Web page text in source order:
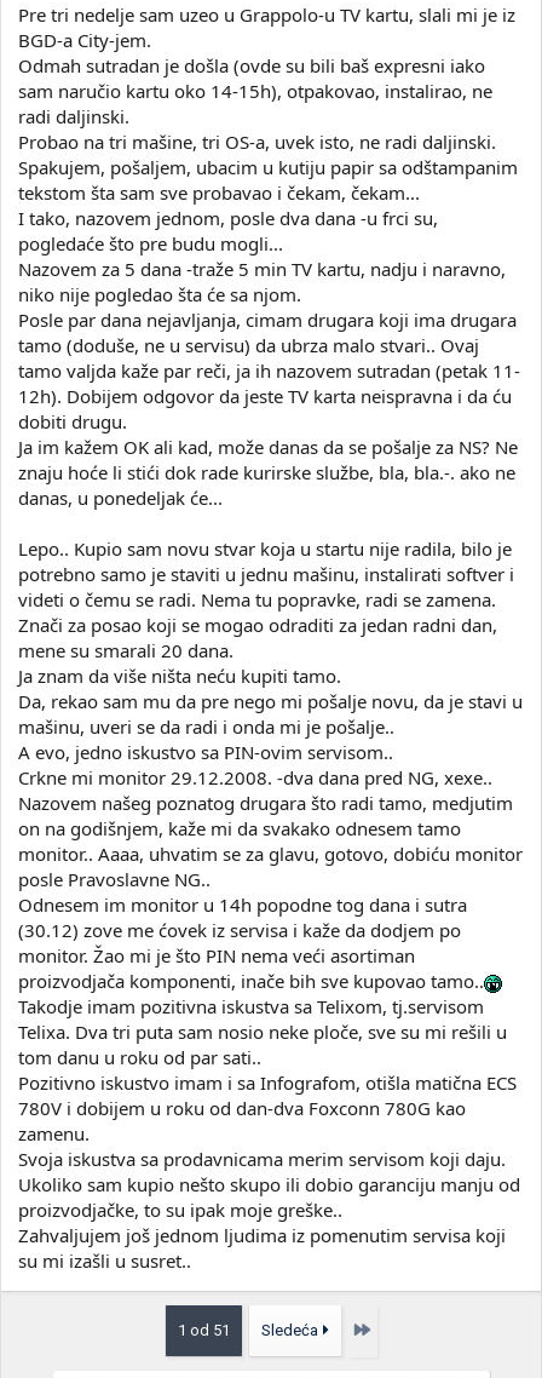
Pre tri nedelje sam uzeo u Grappolo-u TV kartu, slali mi je iz
BGD-a City-jem.
Odmah sutradan je došla (ovde su bili baš expresni iako
sam naručio kartu oko 14-15h), otpakovao, instalirao, ne
radi daljinski.
Probao na tri mašine, tri OS-a, uvek isto, ne radi daljinski.
Spakujem, pošaljem, ubacim u kutiju papir sa odštampanim
tekstom šta sam sve probavao i čekam, čekam...
I tako, nazovem jednom, posle dva dana -u frci su,
pogledaće što pre budu mogli...
Nazovem za 5 dana -traže 5 min TV kartu, nadju i naravno,
niko nije pogledao šta će sa njom.
Posle par dana nejavljanja, cimam drugara koji ima drugara
tamo (doduše, ne u servisu) da ubrza malo stvari.. Ovaj
tamo valjda kaže par reči, ja ih nazovem sutradan (petak 11-
12h). Dobijem odgovor da jeste TV karta neispravna i da ću
dobiti drugu.
Ja im kažem OK ali kad, može danas da se pošalje za NS? Ne
znaju hoće li stići dok rade kurirske službe, bla, bla.-. ako ne
danas, u ponedeljak će...
Lepo.. Kupio sam novu stvar koja u startu nije radila, bilo je
potrebno samo je staviti u jednu mašinu, instalirati softver i
videti o čemu se radi. Nema tu popravke, radi se zamena.
Znači za posao koji se mogao odraditi za jedan radni dan,
mene su smarali 20 dana.
Ja znam da više ništa neću kupiti tamo.
Da, rekao sam mu da pre nego mi pošalje novu, da je stavi u
mašinu, uveri se da radi i onda mi je pošalje..
A evo, jedno iskustvo sa PIN-ovim servisom..
Crkne mi monitor 29.12.2008. -dva dana pred NG, xexe..
Nazovem našeg poznatog drugara što radi tamo, medjutim
on na godišnjem, kaže mi da svakako odnesem tamo
monitor.. Aaaa, uhvatim se za glavu, gotovo, dobiću monitor
posle Pravoslavne NG..
Odnesem im monitor u 14h popodne tog dana i sutra
(30.12) zove me ćovek iz servisa i kaže da dodjem po
monitor. Žao mi je što PIN nema veći asortiman
proizvodjača komponenti, inače bih sve kupovao tamo..
Takodje imam pozitivna iskustva sa Telixom, tj.servisom
Telixa. Dva tri puta sam nosio neke ploče, sve su mi rešili u
tom danu u roku od par sati..
Pozitivno iskustvo imam i sa Infografom, otišla matična ECS
780V i dobijem u roku od dan-dva Foxconn 780G kao
zamenu.
Svoja iskustva sa prodavnicama merim servisom koji daju.
Ukoliko sam kupio nešto skupo ili dobio garanciju manju od
proizvodjačke, to su ipak moje greške..
Zahvaljujem još jednom ljudima iz pomenutim servisa koji
su mi izašli u susret..
1 od 51 Sledeća Poslednja